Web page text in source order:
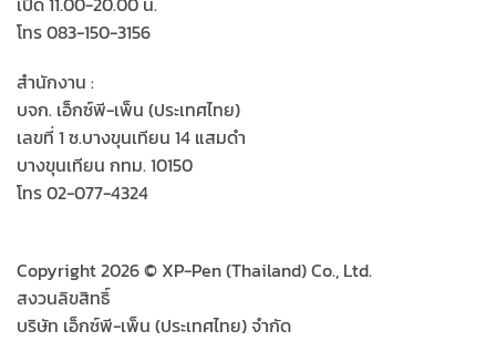
โทร 083-150-3156
สำนักงาน :
บจก. เอ็กซ์พี-เพ็น (ประเทศไทย)
เลขที่ 1 ซ.บางขุนเทียน 14 แสมดำ
บางขุนเทียน กทม. 10150
โทร 02-077-4324
Copyright 2026 © XP-Pen (Thailand) Co., Ltd.
สงวนลิขสิทธิ์
บริษัท เอ็กซ์พี-เพ็น (ประเทศไทย) จำกัด